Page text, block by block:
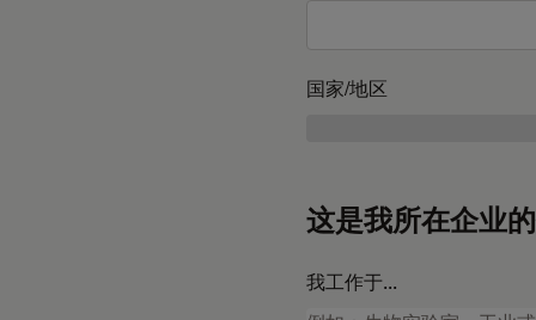
国家/地区
这是我所在企业
我工作于...